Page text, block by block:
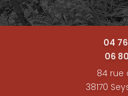
04
06
84 rue
38170